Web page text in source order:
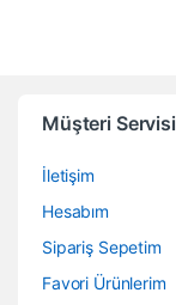
Müşteri Servisi
İletişim
Hesabım
Sipariş Sepetim
Favori Ürünlerim